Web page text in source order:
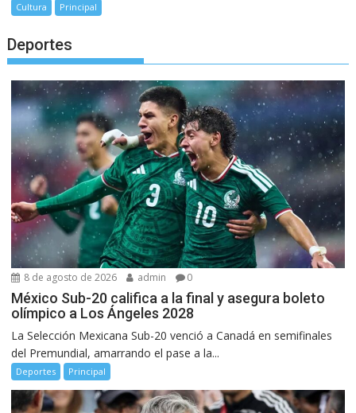
Cultura Principal
Deportes
8 de agosto de 2026 admin 0
México Sub-20 califica a la final y asegura boleto
olímpico a Los Ángeles 2028
La Selección Mexicana Sub-20 venció a Canadá en semifinales
del Premundial, amarrando el pase a la...
Deportes Principal